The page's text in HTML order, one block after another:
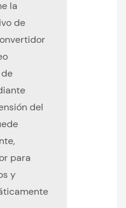
la
de
del
para
y